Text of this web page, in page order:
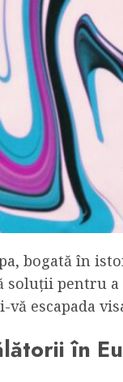
bogată în
soluții pentru
escapada
în